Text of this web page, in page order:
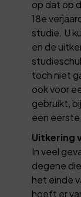
op dat op
18e
studie. U
en de
toch niet
ook voor
gebruikt,
een eerste
Uitkering
In veel
degene
het einde
hoeft er